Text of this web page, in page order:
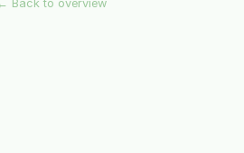
Back to overview